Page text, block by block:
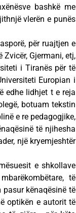
bashkë me
vlerën e punës
për ruajtjen e
Gjermani, etj,
i Tiranës për të
Europian i
edhe lidhjet t e reja
botuam tekstin
e re pedagogjike,
të njihesha
një kryemjeshtër
e shkollave
të
kënaqësinë të
optikën e autorit të